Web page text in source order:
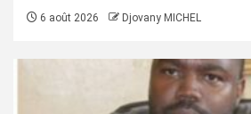
6 août 2026 Djovany MICHEL